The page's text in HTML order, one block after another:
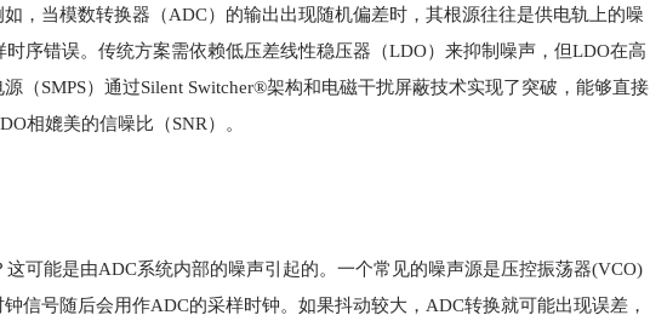
，当模数转换器（ADC）的输出出现随机偏差时，其根源往往是供电轨上的噪
时序错误。传统方案需依赖低压差线性稳压器（LDO）来抑制噪声，但LDO在高
（SMPS）通过Silent Switcher®架构和电磁干扰屏蔽技术实现了突破，能够直接
相媲美的信噪比（SNR）
。
可能是由ADC系统内部的噪声引起的。一个常见的噪声源是压控振荡器(VCO)
信号随后会用作ADC的采样时钟。如果抖动较大，ADC转换就可能出现误差，